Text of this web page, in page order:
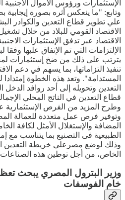
الإستثمارات ورؤوس الأموال
وتابع: "ما ينعكس أثره بصورة
علي تطوير قطاع التعدين والكوادر
الاقتصاد القومي للبلاد من خلال
الاقتصاد عبر تدفق الإستثمارات
الإلتزامات التي تم الإتفاق عليها
يترتب على ذلك من ضخ إستثمارات
تنفيذ التزاماتها، بما يسهم في دعم
المستدامة". وتعد هذه الخطوة
التعدين وتحويله إلى أحد روافد
قطاع التعدين في الناتج المحلي
وطرح المزيد من الفرص الإستثمارية
وتوفير فرص عمل متعددة للعمالة
المضافة والإستغلال الأمثل لكافة
الطبيعية فى التصنيع بما يتناسب مع
وذلك لوضع مصرعلي خريطة التعدين
الخاص، من أجل توطين هذه الصناعات
وزير البترول المصري يبحث
خام الفوسفات